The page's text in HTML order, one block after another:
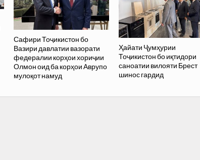
Сафири Тоҷикистон бо
Вазири давлатии вазорати
федералии корҳои хориҷии
Олмон оид ба корҳои Аврупо
мулоқот намуд
Ҳайати Ҷумҳурии
Тоҷикистон бо иқтидори
саноатии вилояти Брест
шинос гардид